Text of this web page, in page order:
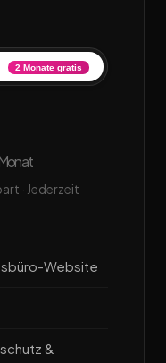
2 Monate gratis
· Jederzeit
Website
&